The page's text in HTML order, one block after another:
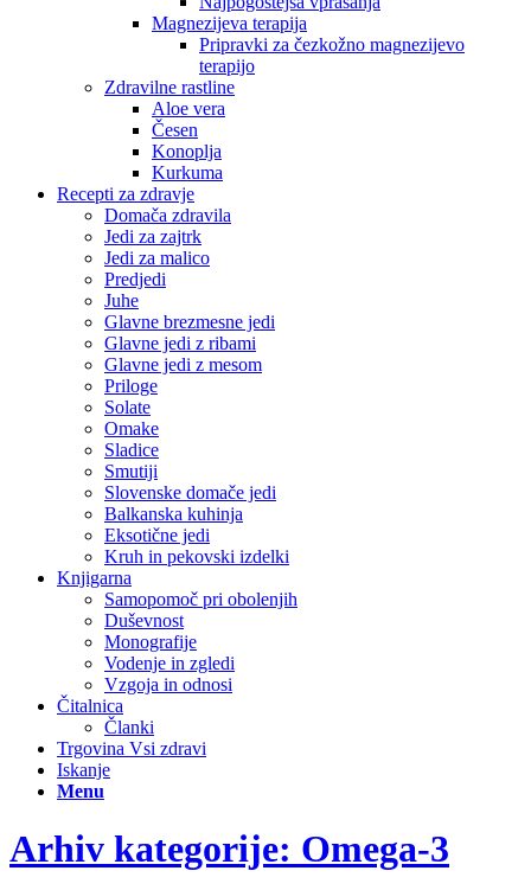
Magnezijeva terapija
Pripravki za čezkožno magnezijevo
terapijo
Zdravilne rastline
Aloe vera
Česen
Konoplja
Kurkuma
Recepti za zdravje
Domača zdravila
Jedi za zajtrk
Jedi za malico
Predjedi
Juhe
Glavne brezmesne jedi
Glavne jedi z ribami
Glavne jedi z mesom
Priloge
Solate
Omake
Sladice
Smutiji
Slovenske domače jedi
Balkanska kuhinja
Eksotične jedi
Kruh in pekovski izdelki
Knjigarna
Samopomoč pri obolenjih
Duševnost
Monografije
Vodenje in zgledi
Vzgoja in odnosi
Čitalnica
Članki
Trgovina Vsi zdravi
Iskanje
Menu
Arhiv kategorije: Omega-3